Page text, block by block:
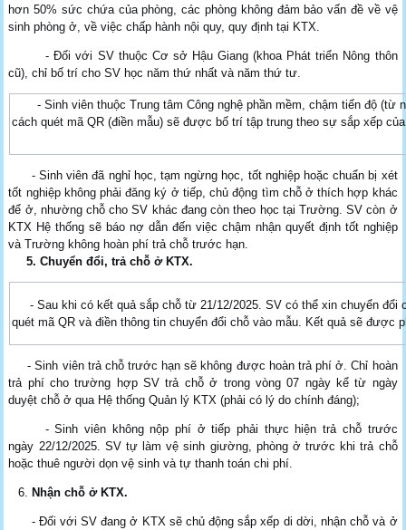
hơn 50% sức chứa của phòng, các phòng không đảm bảo vấn đề về vệ
sinh phòng ở, về việc chấp hành nội quy, quy định tại KTX.
- Đối với SV thuộc Cơ sở Hậu Giang (khoa Phát triển Nông thôn
cũ), chỉ bố trí cho SV học năm thứ nhất và năm thứ tư.
- Sinh viên thuộc Trung tâm Công nghệ phần mềm, chậm tiến độ (từ
cách quét mã QR (điền mẫu) sẽ được bố trí tập trung theo sự sắp xếp
- Sinh viên đã nghỉ học, tạm ngừng học, tốt nghiệp hoặc chuẩn bị xét
tốt nghiệp không phải đăng ký ở tiếp, chủ động tìm chỗ ở thích hợp khác
để ở, nhường chỗ cho SV khác đang còn theo học tại Trường. SV còn ở
KTX Hệ thống sẽ báo nợ dẫn đến việc chậm nhận quyết định tốt nghiệp
và Trường không hoàn phí trả chỗ trước hạn.
5. Chuyển đổi, trả chỗ ở KTX.
- Sau khi có kết quả sắp chỗ từ 21/12/2025. SV có thể xin chuyển đổi
quét mã QR và điền thông tin chuyển đổi chỗ vào mẫu. Kết quả sẽ được
- Sinh viên trả chỗ trước hạn sẽ không được hoàn trả phí ở. Chỉ hoàn
trả phí cho trường hợp SV trả chỗ ở trong vòng 07 ngày kể từ ngày
duyệt chỗ ở qua Hệ thống Quản lý KTX (phải có lý do chính đáng);
- Sinh viên không nộp phí ở tiếp phải thực hiện trả chỗ trước
ngày 22/12/2025. SV tự làm vệ sinh giường, phòng ở trước khi trả chỗ
hoặc thuê người dọn vệ sinh và tự thanh toán chi phí.
Nhận chỗ ở KTX.
- Đối với SV đang ở KTX sẽ chủ động sắp xếp di dời, nhận chỗ và ở